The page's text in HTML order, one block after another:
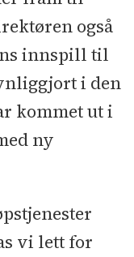
også
innspill til
i den
kommet ut i
ny
vi lett for